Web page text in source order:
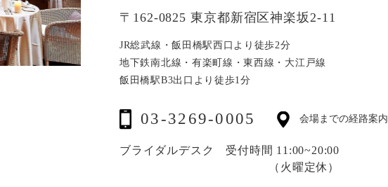
〒162-0825 東京都新宿区神楽坂2-11
JR総武線・飯田橋駅西口より徒歩2分
地下鉄南北線・有楽町線・東西線・大江戸線
飯田橋駅B3出口より徒歩1分
会場までの経路案内
03-3269-0005
ブライダルデスク 受付時間 11:00~20:00
（火曜定休）